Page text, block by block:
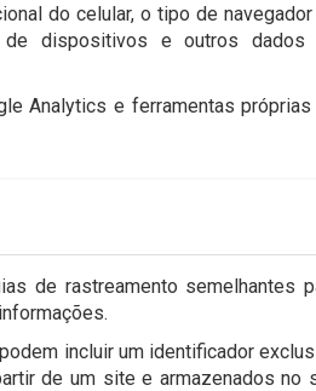
do celular, o tipo de navegador
de dispositivos e outros dados
Analytics e ferramentas próprias
de rastreamento semelhantes
incluir um identificador
de um site e armazenados no